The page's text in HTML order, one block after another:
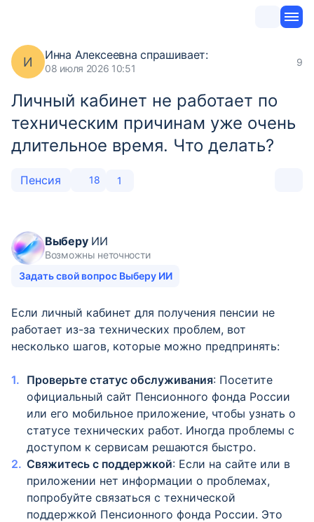
И Инна Алексеевна спрашивает:
08 июля 2026 10:51
9
Личный кабинет не работает по
техническим причинам уже очень
длительное время. Что делать?
Пенсия 18 1
ВыберуИИ
Возможны неточности
Задать свой вопрос Выберу ИИ
Если личный кабинет для получения пенсии не
работает из-за технических проблем, вот
несколько шагов, которые можно предпринять:
Проверьте статус обслуживания: Посетите
официальный сайт Пенсионного фонда России
или его мобильное приложение, чтобы узнать о
статусе технических работ. Иногда проблемы с
доступом к сервисам решаются быстро.
Свяжитесь с поддержкой: Если на сайте или в
приложении нет информации о проблемах,
попробуйте связаться с технической
поддержкой Пенсионного фонда России. Это